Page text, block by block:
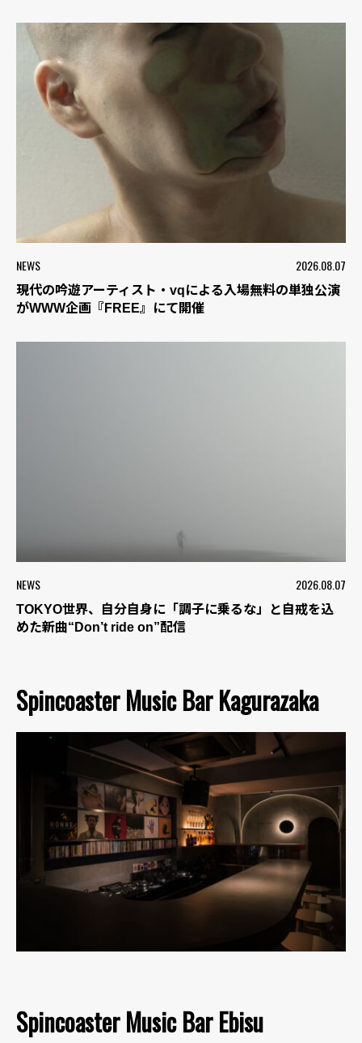
NEWS 2026.08.07
現代の吟遊アーティスト・vqによる入場無料の単独公演
がWWW企画『FREE』にて開催
NEWS 2026.08.07
TOKYO世界、自分自身に「調子に乗るな」と自戒を込
めた新曲“Don’t ride on”配信
Spincoaster Music Bar Kagurazaka
Spincoaster Music Bar Ebisu